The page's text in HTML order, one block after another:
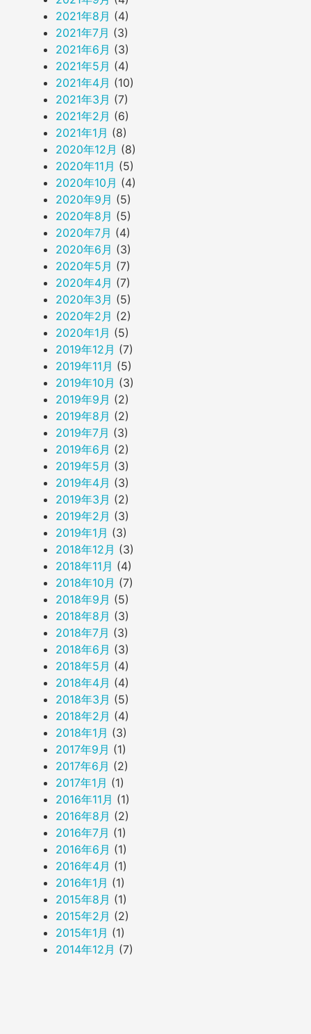
2021年8月 (4)
2021年7月 (3)
2021年6月 (3)
2021年5月 (4)
2021年4月 (10)
2021年3月 (7)
2021年2月 (6)
2021年1月 (8)
2020年12月 (8)
2020年11月 (5)
2020年10月 (4)
2020年9月 (5)
2020年8月 (5)
2020年7月 (4)
2020年6月 (3)
2020年5月 (7)
2020年4月 (7)
2020年3月 (5)
2020年2月 (2)
2020年1月 (5)
2019年12月 (7)
2019年11月 (5)
2019年10月 (3)
2019年9月 (2)
2019年8月 (2)
2019年7月 (3)
2019年6月 (2)
2019年5月 (3)
2019年4月 (3)
2019年3月 (2)
2019年2月 (3)
2019年1月 (3)
2018年12月 (3)
2018年11月 (4)
2018年10月 (7)
2018年9月 (5)
2018年8月 (3)
2018年7月 (3)
2018年6月 (3)
2018年5月 (4)
2018年4月 (4)
2018年3月 (5)
2018年2月 (4)
2018年1月 (3)
2017年9月 (1)
2017年6月 (2)
2017年1月 (1)
2016年11月 (1)
2016年8月 (2)
2016年7月 (1)
2016年6月 (1)
2016年4月 (1)
2016年1月 (1)
2015年8月 (1)
2015年2月 (2)
2015年1月 (1)
2014年12月 (7)